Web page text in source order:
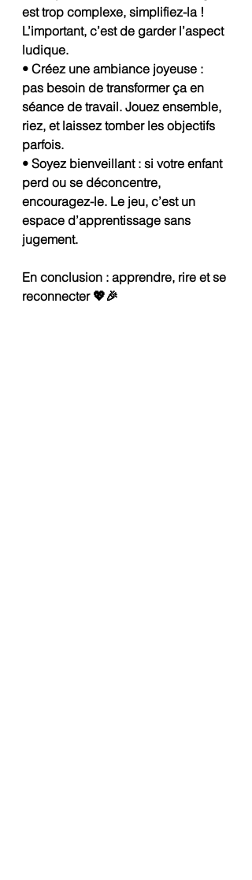
est trop complexe, simplifiez-la !
L’important, c’est de garder l’aspect
ludique.
• Créez une ambiance joyeuse :
pas besoin de transformer ça en
séance de travail. Jouez ensemble,
riez, et laissez tomber les objectifs
parfois.
• Soyez bienveillant : si votre enfant
perd ou se déconcentre,
encouragez-le. Le jeu, c’est un
espace d’apprentissage sans
jugement.
En conclusion : apprendre, rire et se
reconnecter 💖🎉